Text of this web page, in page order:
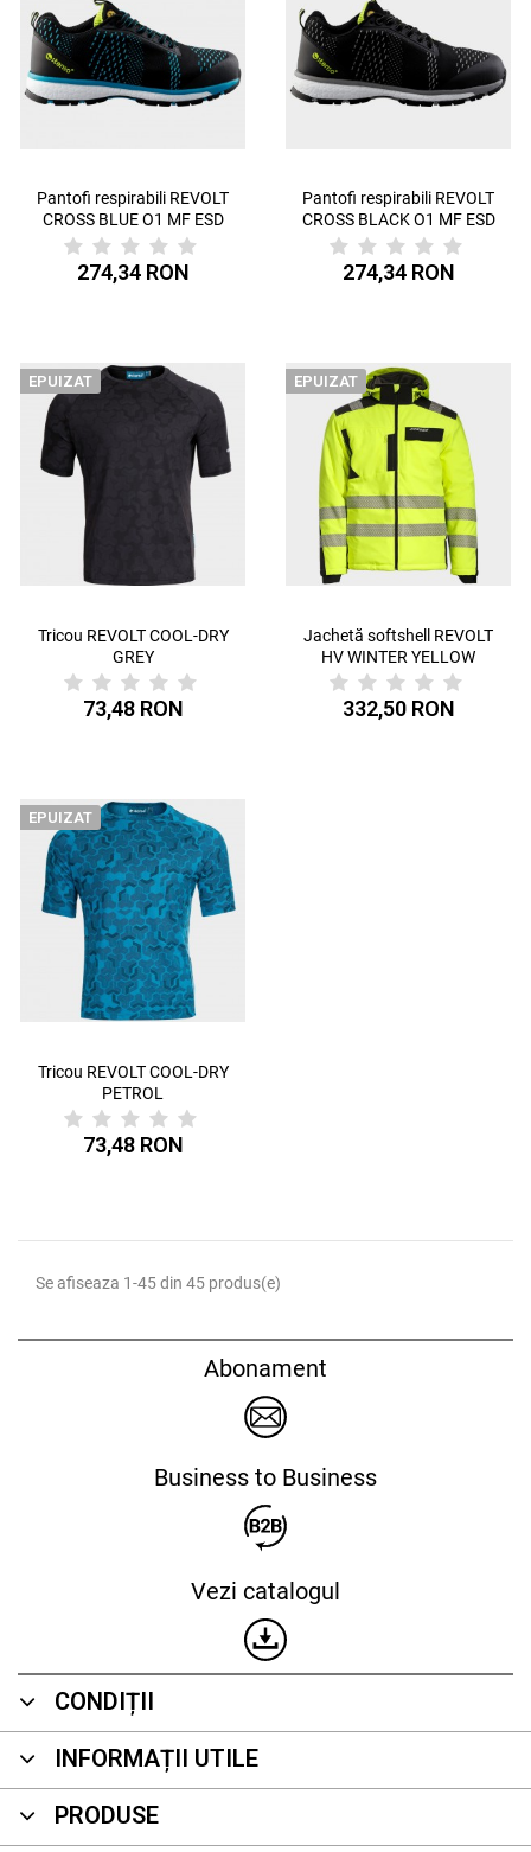
Pantofi respirabili REVOLT
CROSS BLUE O1 MF ESD
SR
274,34 RON
Pantofi respirabili REVOLT
CROSS BLACK O1 MF ESD
SR
274,34 RON
EPUIZAT
Tricou REVOLT COOL-DRY
GREY
73,48 RON
EPUIZAT
Jachetă softshell REVOLT
HV WINTER YELLOW
332,50 RON
EPUIZAT
Tricou REVOLT COOL-DRY
PETROL
73,48 RON
Se afiseaza 1-45 din 45 produs(e)
Abonament
Business to Business
Vezi catalogul
CONDIȚII
INFORMAȚII UTILE
PRODUSE